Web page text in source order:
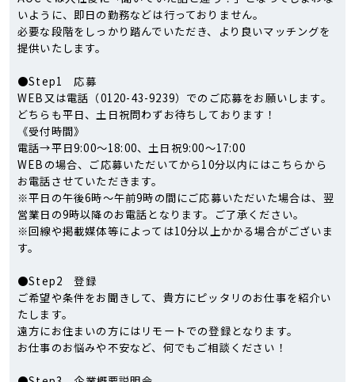
いように、即日の勤務などは行っておりません。
必要な段階をしっかり踏んでいただき、より良いマッチングを
提供いたします。
●Step1 応募
WEB又は電話（0120-43-9239）でのご応募をお願いします。
どちらも平日、土日祝問わずお待ちしております！
《受付時間》
電話→平日9:00～18:00、土日祝9:00～17:00
WEBの場合、ご応募いただいてから10分以内にはこちらから
お電話させていただきます。
※平日の午後6時～午前9時の間にご応募いただいた場合は、翌
営業日の9時以降のお電話となります。ご了承ください。
※回線や掲載媒体等によっては10分以上かかる場合がございま
す。
●Step2 登録
ご希望や条件をお聞きして、貴方にピッタリのお仕事を紹介い
たします。
遠方にお住まいの方にはリモートでの登録となります。
お仕事のお悩みや不安など、何でもご相談ください！